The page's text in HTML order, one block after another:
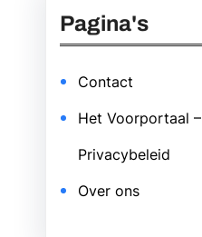
Pagina's
Contact
Het Voorportaal –
Privacybeleid
Over ons